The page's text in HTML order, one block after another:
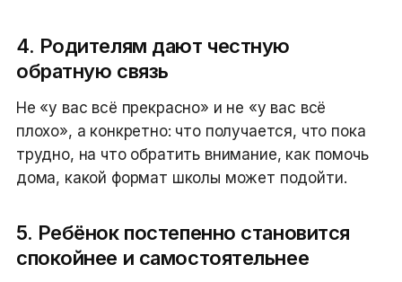
4. Родителям дают честную
обратную связь
Не «у вас всё прекрасно» и не «у вас всё
плохо», а конкретно: что получается, что пока
трудно, на что обратить внимание, как помочь
дома, какой формат школы может подойти.
5. Ребёнок постепенно становится
спокойнее и самостоятельнее